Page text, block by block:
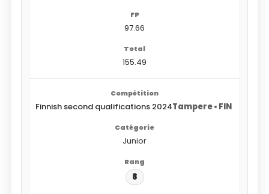
97.66
155.49
Finnish second qualifications 2024Tampere • FIN
Junior
8